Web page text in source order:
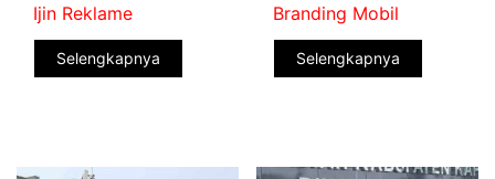
Ijin Reklame
Selengkapnya
Branding Mobil
Selengkapnya